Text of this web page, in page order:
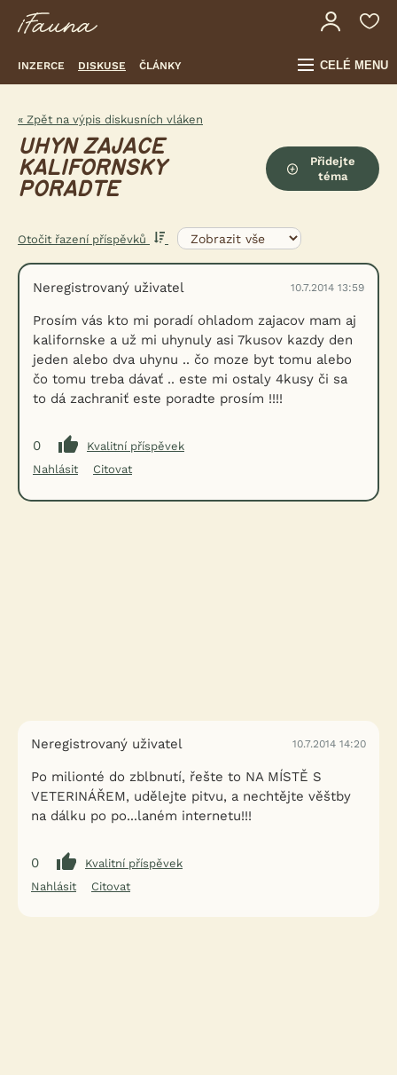
INZERCE DISKUSE ČLÁNKY CELÉ MENU
« Zpět na výpis diskusních vláken
UHYN ZAJACE
KALIFORNSKY
PORADTE
Přidejte
téma
Otočit řazení příspěvků
Neregistrovaný uživatel 10.7.2014 13:59
Prosím vás kto mi poradí ohladom zajacov mam aj
kalifornske a už mi uhynuly asi 7kusov kazdy den
jeden alebo dva uhynu .. čo moze byt tomu alebo
čo tomu treba dávať .. este mi ostaly 4kusy či sa
to dá zachraniť este poradte prosím !!!!
0
Kvalitní příspěvek
Nahlásit
Citovat
Neregistrovaný uživatel 10.7.2014 14:20
Po milionté do zblbnutí, řešte to NA MÍSTĚ S
VETERINÁŘEM, udělejte pitvu, a nechtějte věštby
na dálku po po...laném internetu!!!
0
Kvalitní příspěvek
Nahlásit
Citovat